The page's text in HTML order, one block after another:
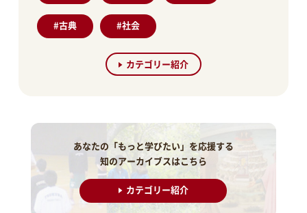
カテゴリー紹介
#古典 #社会
あなたの「もっと学びたい」を応援する
知のアーカイブスはこちら
カテゴリー紹介